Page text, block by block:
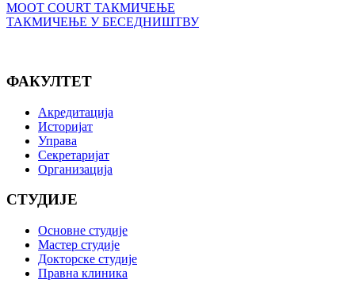
MOOT COURT ТАКМИЧЕЊЕ
ТАКМИЧЕЊЕ У БЕСЕДНИШТВУ
ФАКУЛТЕТ
Акредитација
Историјат
Управа
Секретаријат
Организација
СТУДИЈЕ
Основне студије
Мастер студије
Докторске студије
Правна клиника